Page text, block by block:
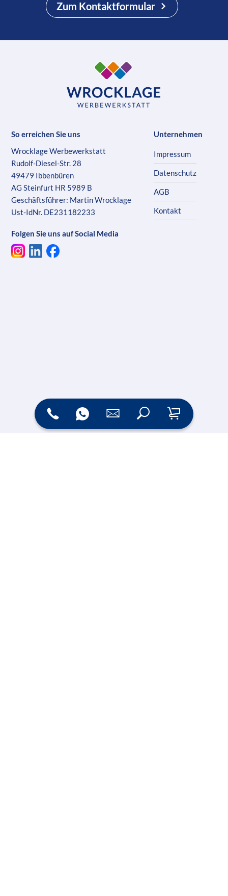
Zum Kontaktformular
So erreichen Sie uns
Wrocklage Werbewerkstatt
Rudolf-Diesel-Str. 28
49479 Ibbenbüren
AG Steinfurt HR 5989 B
Geschäftsführer: Martin Wrocklage
Ust-IdNr. DE231182233
Folgen Sie uns auf Social Media
Unternehmen
Impressum
Datenschutz
AGB
Kontakt